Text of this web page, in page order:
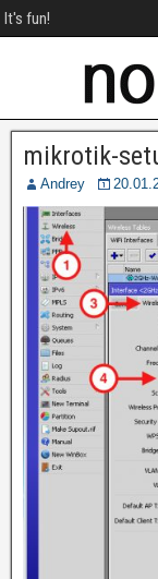
It's fun!
mikrotik-
Andrey